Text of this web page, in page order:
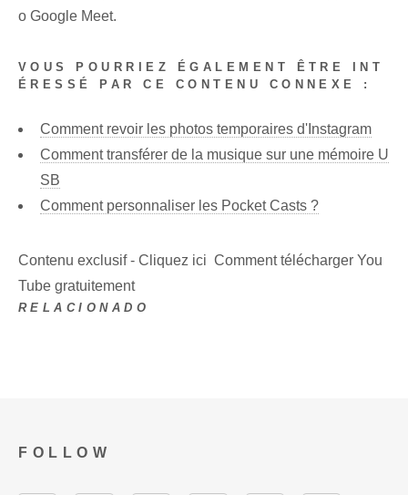
o Google Meet.
VOUS POURRIEZ ÉGALEMENT ÊTRE INT
ÉRESSÉ PAR CE CONTENU CONNEXE :
Comment revoir les photos temporaires d'Instagram
Comment transférer de la musique sur une mémoire U
SB
Comment personnaliser les Pocket Casts ?
Contenu exclusif - Cliquez ici Comment télécharger You
Tube gratuitement
RELACIONADO
FOLLOW